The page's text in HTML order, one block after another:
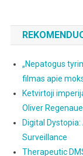
„Nepatogus
filmas apie
Ketvirtoji
Oliver
Digital
Surveillance
Therapeutic